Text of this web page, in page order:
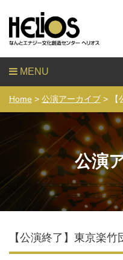
MENU
Home > 公演アーカイブ > 【
公演
【公演終了】東京楽竹